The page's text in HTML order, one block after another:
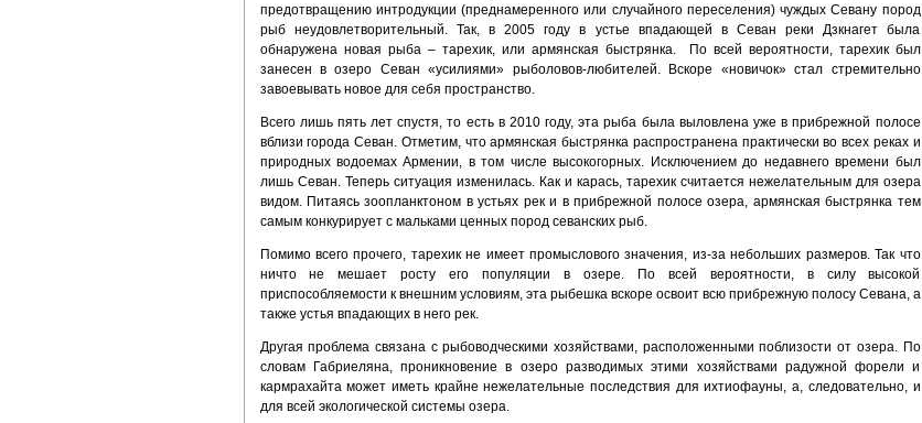
предотвращению интродукции (преднамеренного или случайного переселения) чуждых Севану пород
рыб неудовлетворительный. Так, в 2005 году в устье впадающей в Севан реки Дзкнагет была
обнаружена новая рыба – тарехик, или армянская быстрянка. По всей вероятности, тарехик был
занесен в озеро Севан «усилиями» рыболовов-любителей. Вскоре «новичок» стал стремительно
завоевывать новое для себя пространство.
Всего лишь пять лет спустя, то есть в 2010 году, эта рыба была выловлена уже в прибрежной полосе
вблизи города Севан. Отметим, что армянская быстрянка распространена практически во всех реках и
природных водоемах Армении, в том числе высокогорных. Исключением до недавнего времени был
лишь Севан. Теперь ситуация изменилась. Как и карась, тарехик считается нежелательным для озера
видом. Питаясь зоопланктоном в устьях рек и в прибрежной полосе озера, армянская быстрянка тем
самым конкурирует с мальками ценных пород севанских рыб.
Помимо всего прочего, тарехик не имеет промыслового значения, из-за небольших размеров. Так что
ничто не мешает росту его популяции в озере. По всей вероятности, в силу высокой
приспособляемости к внешним условиям, эта рыбешка вскоре освоит всю прибрежную полосу Севана, а
также устья впадающих в него рек.
Другая проблема связана с рыбоводческими хозяйствами, расположенными поблизости от озера. По
словам Габриеляна, проникновение в озеро разводимых этими хозяйствами радужной форели и
кармрахайта может иметь крайне нежелательные последствия для ихтиофауны, а, следовательно, и
для всей экологической системы озера.